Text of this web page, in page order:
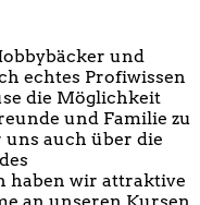
und
echtes Profiwissen
die Möglichkeit
und Familie zu
auch über die
haben wir attraktive